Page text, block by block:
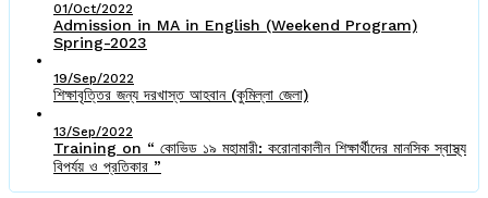
01/Oct/2022
Admission in MA in English (Weekend Program)
Spring-2023
19/Sep/2022
শিক্ষাবৃত্তির জন্য দরখাস্ত আহবান (কুমিল্লা জেলা)
13/Sep/2022
Training on “ কোভিড ১৯ মহামারী: করোনাকালীন শিক্ষার্থীদের মানসিক স্বাস্থ্য
বিপর্যয় ও প্রতিকার ”